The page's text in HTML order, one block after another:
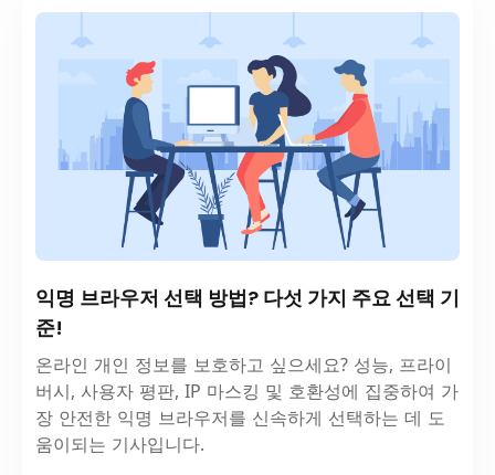
익명 브라우저 선택 방법? 다섯 가지 주요 선택 기
준!
온라인 개인 정보를 보호하고 싶으세요? 성능, 프라이
버시, 사용자 평판, IP 마스킹 및 호환성에 집중하여 가
장 안전한 익명 브라우저를 신속하게 선택하는 데 도
움이되는 기사입니다.